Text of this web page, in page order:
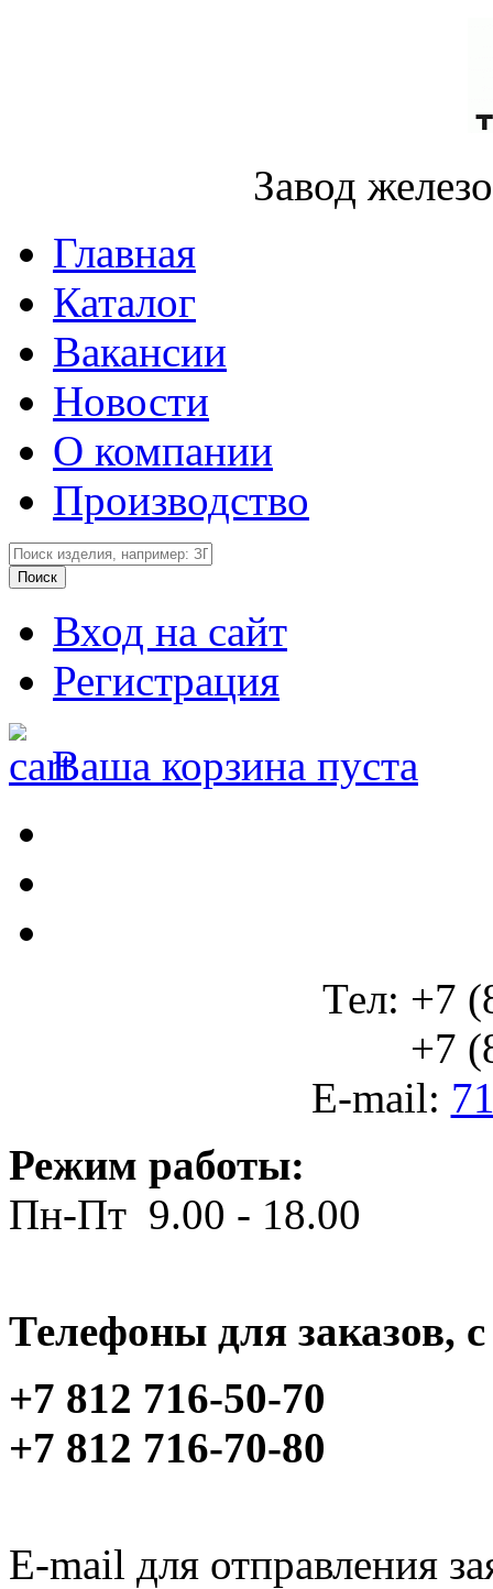
Завод
Главная
Каталог
Вакансии
Новости
О компании
Производство
Вход на сайт
Регистрация
Ваша корзина пуста
Тел: +7
+7
E-mail:
Режим работы:
Пн-Пт 9.00 - 18.00
Телефоны для заказов,
+7 812 716-50-70
+7 812 716-70-80
E-mail для отправления